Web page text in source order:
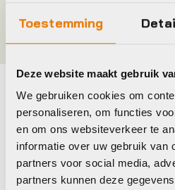
Toestemming
Deze website maakt gebruik
We gebruiken cookies om
personaliseren, om functies
en om ons websiteverkeer te
informatie over uw gebruik van
partners voor social media,
partners kunnen deze
Maak je fiets
Bekijk alle accessoires
Gazelle